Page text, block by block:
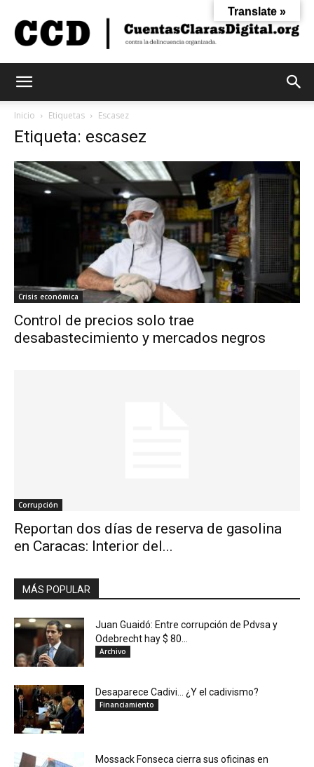
Digital
Inicio Etiquetas Escasez
Etiqueta: escasez
Crisis económica
Control de precios solo trae
desabastecimiento y mercados negros
Corrupción
Reportan dos días de reserva de gasolina
en Caracas: Interior del...
MÁS POPULAR
Juan Guaidó: Entre corrupción de Pdvsa y
Odebrecht hay $ 80...
Archivo
Desaparece Cadivi… ¿Y el cadivismo?
Financiamiento
Mossack Fonseca cierra sus oficinas en
Translate »